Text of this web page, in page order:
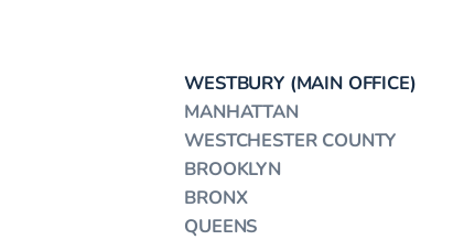
WESTBURY (MAIN OFFICE)
MANHATTAN
WESTCHESTER COUNTY
BROOKLYN
BRONX
QUEENS